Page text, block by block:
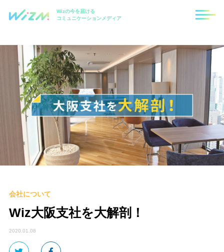
Wizの今を届ける
コミュニケーションメディア
会社について
Wiz大阪支社を大解剖！
2020.01.08